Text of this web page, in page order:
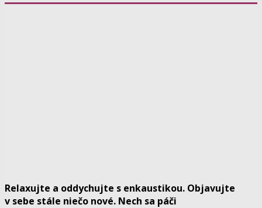
Relaxujte a oddychujte s enkaustikou. Objavujte
v sebe stále niečo nové. Nech sa páči